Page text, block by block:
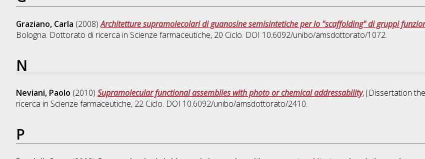
Graziano, Carla (2008)Architetture supramolecolari di guanosine semisintetiche per lo "scaffolding" di gruppi
Bologna. Dottorato di ricerca in Scienze farmaceutiche, 20 Ciclo. DOI 10.6092/unibo/amsdottorato/1072.
N
Neviani, Paolo (2010) Supramolecular functional assemblies with photo or chemical addressability, [Dissertation
ricerca in Scienze farmaceutiche, 22 Ciclo. DOI 10.6092/unibo/amsdottorato/2410.
P